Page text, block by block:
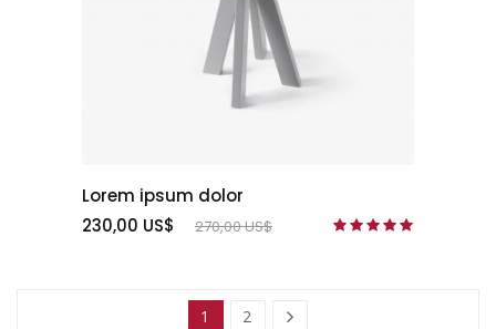
Lorem ipsum dolor
230,00 US$
270,00 US$
1 2